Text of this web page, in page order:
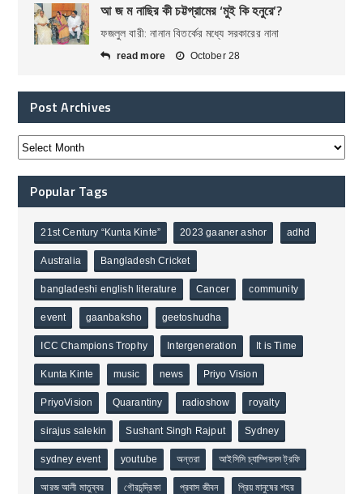
আ জ ম নাছির কী চট্টগ্রামের ‘মুই কি হনুরে’?
ফজলুল বারী: নানান বিতর্কের মধ্যে সরকারের নানা
read more October 28
Post Archives
Popular Tags
21st Century “Kunta Kinte” 2023 gaaner ashor adhd
Australia Bangladesh Cricket
bangladeshi english literature Cancer community
event gaanbaksho geetoshudha
ICC Champions Trophy Intergeneration It is Time
Kunta Kinte music news Priyo Vision
PriyoVision Quarantiny radioshow royalty
sirajus salekin Sushant Singh Rajput Sydney
sydney event youtube অন্তরা আইসিসি চ্যাম্পিয়নস ট্রফি
আরজ আলী মাতুব্বর গৌরচন্দ্রিকা প্রবাস জীবন প্রিয় মানুষের শহর